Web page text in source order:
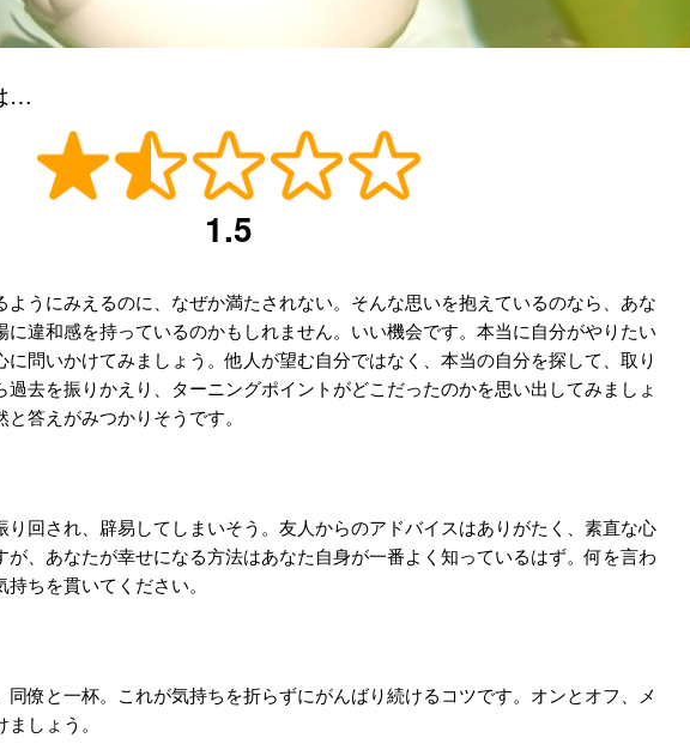
…
1.5
ようにみえるのに、なぜか満たされない。そんな思いを抱えているのなら、あな
に違和感を持っているのかもしれません。いい機会です。本当に自分がやりたい
に問いかけてみましょう。他人が望む自分ではなく、本当の自分を探して、取り
過去を振りかえり、ターニングポイントがどこだったのかを思い出してみましょ
答えがみつかりそうです。
り回され、辟易してしまいそう。友人からのアドバイスはありがたく、素直な心
が、あなたが幸せになる方法はあなた自身が一番よく知っているはず。何を言わ
ちを貫いてください。
僚と一杯。これが気持ちを折らずにがんばり続けるコツです。オンとオフ、メ
しょう。